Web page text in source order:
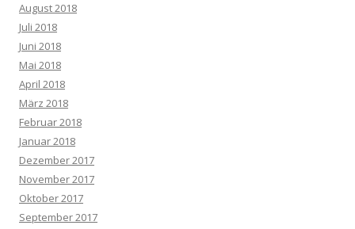
August 2018
Juli 2018
Juni 2018
Mai 2018
April 2018
März 2018
Februar 2018
Januar 2018
Dezember 2017
November 2017
Oktober 2017
September 2017